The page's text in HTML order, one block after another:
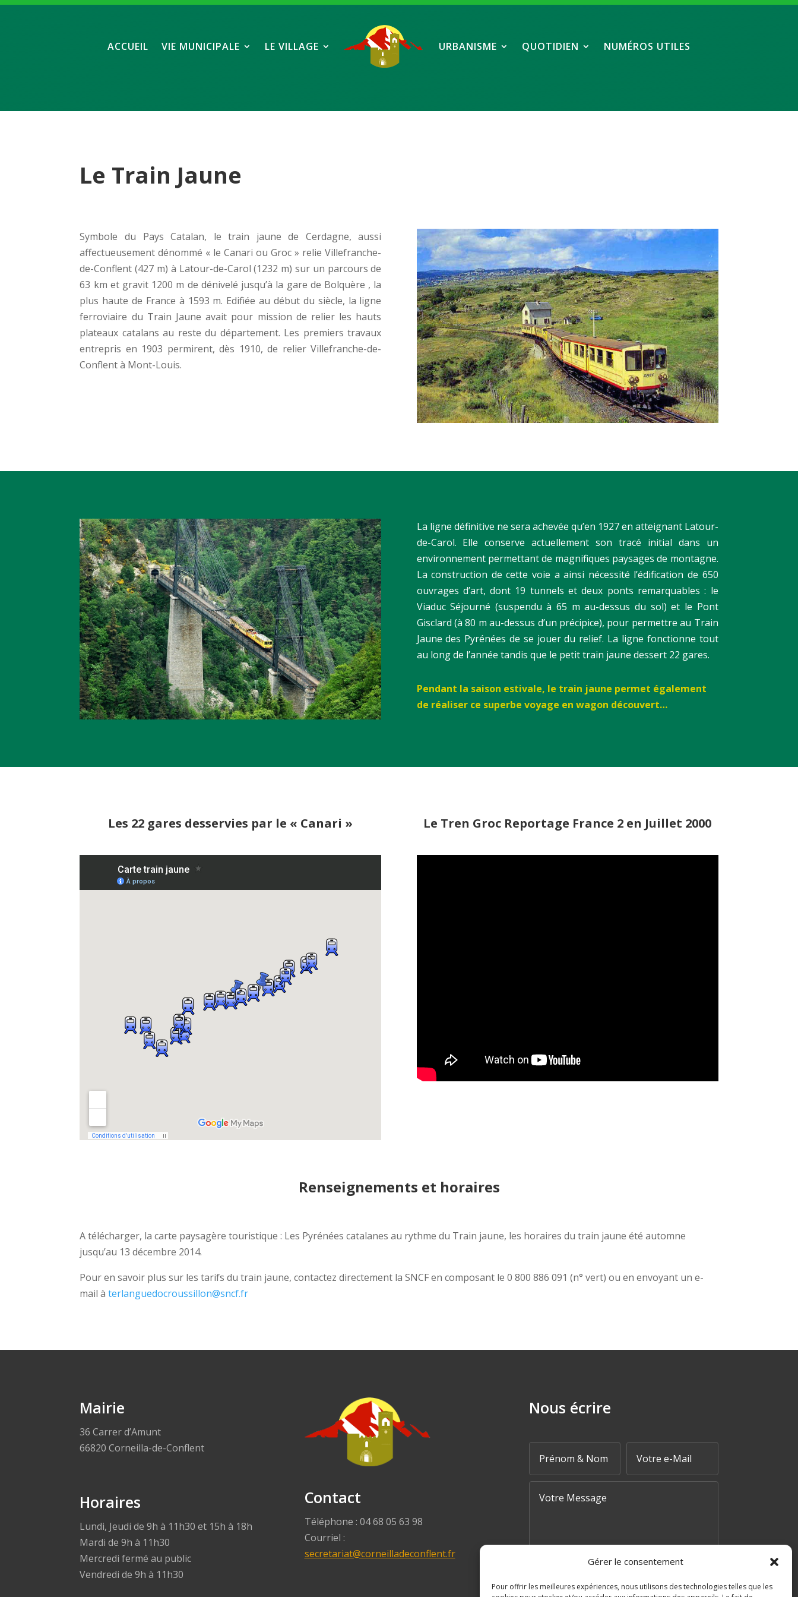
Gérer le consentement
Pour offrir les meilleures expériences, nous utilisons des technologies telles que les
ACCUEIL VIE MUNICIPALE LE VILLAGE URBANISME QUOTIDIEN NUMÉROS UTILES
Le Train Jaune
Symbole du Pays Catalan, le train jaune de Cerdagne, aussi
affectueusement dénommé « le Canari ou Groc » relie Villefranche-
de-Conflent (427 m) à Latour-de-Carol (1232 m) sur un parcours de
63 km et gravit 1200 m de dénivelé jusqu’à la gare de Bolquère , la
plus haute de France à 1593 m. Edifiée au début du siècle, la ligne
ferroviaire du Train Jaune avait pour mission de relier les hauts
plateaux catalans au reste du département. Les premiers travaux
entrepris en 1903 permirent, dès 1910, de relier Villefranche-de-
Conflent à Mont-Louis.
La ligne définitive ne sera achevée qu’en 1927 en atteignant Latour-
de-Carol. Elle conserve actuellement son tracé initial dans un
environnement permettant de magnifiques paysages de montagne.
La construction de cette voie a ainsi nécessité l’édification de 650
ouvrages d’art, dont 19 tunnels et deux ponts remarquables : le
Viaduc Séjourné (suspendu à 65 m au-dessus du sol) et le Pont
Gisclard (à 80 m au-dessus d’un précipice), pour permettre au Train
Jaune des Pyrénées de se jouer du relief. La ligne fonctionne tout
au long de l’année tandis que le petit train jaune dessert 22 gares.
Pendant la saison estivale, le train jaune permet également
de réaliser ce superbe voyage en wagon découvert…
Les 22 gares desservies par le « Canari » Le Tren Groc Reportage France 2 en Juillet 2000
Renseignements et horaires
A télécharger, la carte paysagère touristique : Les Pyrénées catalanes au rythme du Train jaune, les horaires du train jaune été automne
jusqu’au 13 décembre 2014.
Pour en savoir plus sur les tarifs du train jaune, contactez directement la SNCF en composant le 0 800 886 091 (n° vert) ou en envoyant un e-
mail àterlanguedocroussillon@sncf.fr
Mairie
36 Carrer d’Amunt
66820 Corneilla-de-Conflent
Horaires
Lundi, Jeudi de 9h à 11h30 et 15h à 18h
Mardi de 9h à 11h30
Mercredi fermé au public
Vendredi de 9h à 11h30
Contact
Téléphone : 04 68 05 63 98
Courriel :
secretariat@corneilladeconflent.fr
Nous écrire
7 + 10
ENVOYER MA